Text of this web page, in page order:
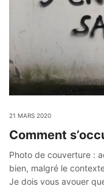
21 MARS 2020
Comment
Photo de couverture :
bien, malgré le
Je dois vous avouer